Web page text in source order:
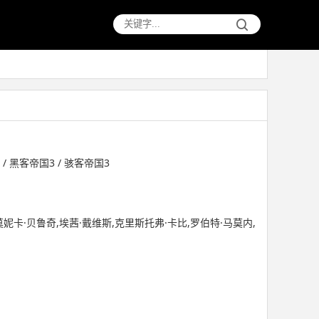
黑客帝国3 / 骇客帝国3
卡·贝鲁奇,埃茜·戴维斯,克里斯托弗·卡比,罗伯特·马莫内,